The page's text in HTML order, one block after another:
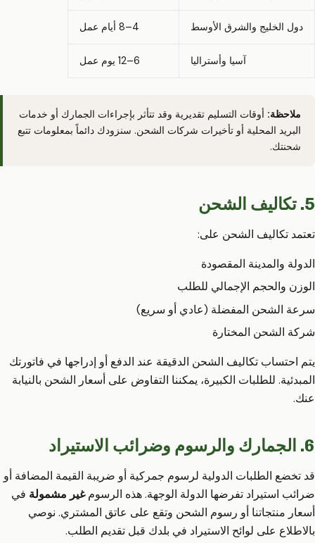
دول الخليج والشرق الأوسط 4–8 أيام عمل
آسيا وأستراليا 6–12 يوم عمل
ملاحظة: أوقات التسليم تقديرية وقد تتأثر بإجراءات الجمارك أو خدمات
البريد المحلية أو تأخيرات شركات الشحن. سنزودك دائماً بمعلومات تتبع
شحنتك.
5. تكاليف الشحن
تعتمد تكاليف الشحن على:
الدولة والمدينة المقصودة
الوزن والحجم الإجمالي للطلب
سرعة الشحن المفضلة (عادي أو سريع)
شركة الشحن المختارة
يتم احتساب تكاليف الشحن الدقيقة عند الدفع أو إدراجها في فاتورتك
المبدئية. للطلبات الكبيرة، يمكننا التفاوض على أسعار الشحن بالنيابة
عنك.
6. الجمارك والرسوم وضرائب الاستيراد
قد تخضع الطلبات الدولية لرسوم جمركية أو ضريبة القيمة المضافة أو
ضرائب استيراد تفرضها الدولة الوجهة. هذه الرسومغير مشمولة في
أسعار منتجاتنا أو رسوم الشحن وتقع على عاتق المشتري. نوصي
بالاطلاع على لوائح الاستيراد في بلدك قبل تقديم الطلب.